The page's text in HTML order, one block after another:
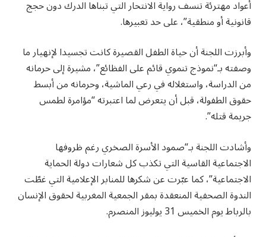
أعواد مهترئة تنسف رواية الانتحار التي تبناها الدرك دون حجج
قانونية أو منطقية”، على حد تعبيرها.
وأبرزت اللجنة أن حياة الطفل القصيرة كانت تجسيدا لإنهيار ما
وصفته بـ“نموذج تنموي قائم على الفظائع”، مشيرة إلى حرمانه
من الدراسة، واستغلاله في رعي الماشية، وحرمانه من أبسط
حقوق الطفولة، قبل أن يتعرض لما اعتبرته “مؤامرة لطمس
جريمة قتله”.
وأشادت اللجنة بـ“صمود الأسرة الصخري رغم ظروفها
الاجتماعية القاسية التي تكذب كل شعارات دولة الحماية
الاجتماعية”، كما عبّرت عن شكرها للمنابر الإعلامية التي غطّت
الندوة الصحفية المنعقدة بمقر الجمعية المغربية لحقوق الإنسان
بالرباط يوم الخميس 31 يوليوز المنصرم.